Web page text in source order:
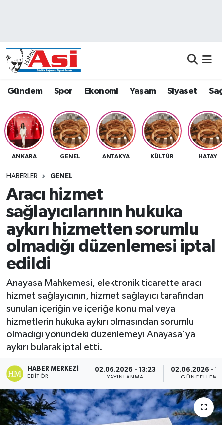
Gündem Spor Ekonomi Yaşam Siyaset
ANKARA GENEL ANTAKYA KÜLTÜR HATAY
HABERLER GENEL
Aracı hizmet
sağlayıcılarının hukuka
aykırı hizmetten sorumlu
olmadığı düzenlemesi iptal
edildi
Anayasa Mahkemesi, elektronik ticarette aracı
hizmet sağlayıcının, hizmet sağlayıcı tarafından
sunulan içeriğin ve içeriğe konu mal veya
hizmetlerin hukuka aykırı olmasından sorumlu
olmadığı yönündeki düzenlemeyi Anayasa'ya
aykırı bularak iptal etti.
HABER MERKEZI
EDITÖR
02.06.2026 - 13:23
YAYINLANMA
02.06.2026 -
GÜNCELLEME
Dünya
Eğitim
Ekonomi
Gündem
Sağlık
Siyaset
Teknoloji
Hava Durumu
Namaz Vakitleri
Trafik Durumu
Süper Lig Puan Durumu ve Fikstür
Son Dakika Haberleri
Haber Arşivi